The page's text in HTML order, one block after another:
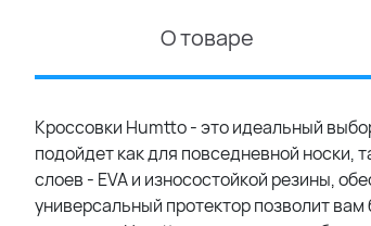
О товаре
Кроссовки Humtto - это идеальный
подойдет как для повседневной носки,
слоев - EVA и износостойкой резины,
универсальный протектор позволит